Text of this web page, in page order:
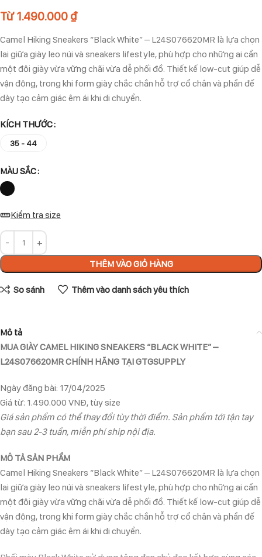
Từ1.490.000 ₫
Camel Hiking Sneakers “Black White” – L24S076620MR là lựa chọn
lai giữa giày leo núi và sneakers lifestyle, phù hợp cho những ai cần
một đôi giày vừa vững chãi vừa dễ phối đồ. Thiết kế low-cut giúp dễ
vận động, trong khi form giày chắc chắn hỗ trợ cổ chân và phần đế
dày tạo cảm giác êm ái khi di chuyển.
KÍCH THƯỚC
35 - 44
MÀU SẮC
Kiểm tra size
THÊM VÀO GIỎ HÀNG
So sánh Thêm vào danh sách yêu thích
Mô tả
MUA GIÀY CAMEL HIKING SNEAKERS “BLACK WHITE” –
L24S076620MR CHÍNH HÃNG TẠI GTGSUPPLY
Ngày đăng bài: 17/04/2025
Giá từ: 1.490.000 VNĐ, tùy size
Giá sản phẩm có thể thay đổi tùy thời điểm. Sản phẩm tới tận tay
bạn sau 2-3 tuần, miễn phí ship nội địa.
MÔ TẢ SẢN PHẨM
Camel Hiking Sneakers “Black White” – L24S076620MR là lựa chọn
lai giữa giày leo núi và sneakers lifestyle, phù hợp cho những ai cần
một đôi giày vừa vững chãi vừa dễ phối đồ. Thiết kế low-cut giúp dễ
vận động, trong khi form giày chắc chắn hỗ trợ cổ chân và phần đế
dày tạo cảm giác êm ái khi di chuyển.